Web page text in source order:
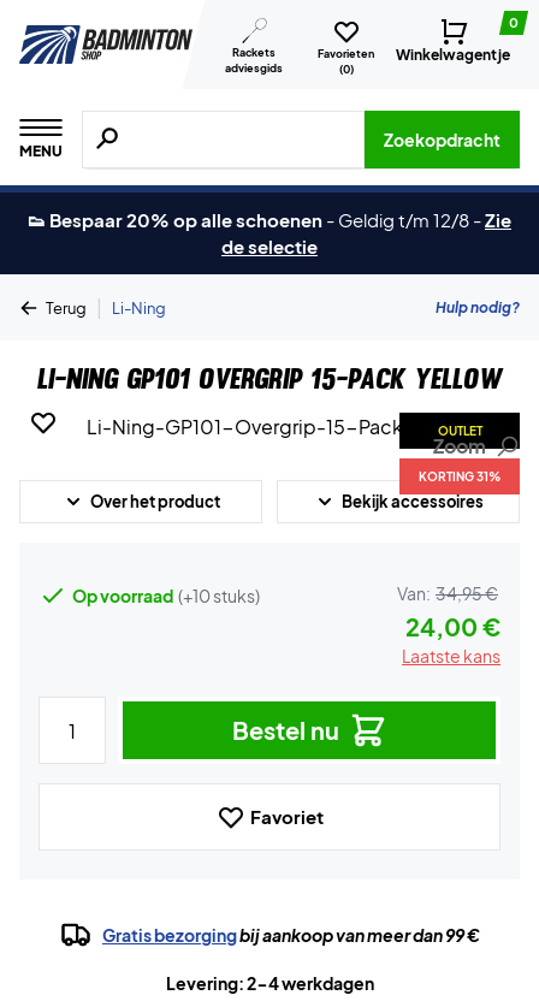
Rackets
adviesgids
Favorieten
(0)
0
Winkelwagentje
MENU
Zoeken naar producten, merken etc.
Zoekopdracht
👟 Bespaar 20% op alle schoenen - Geldig t/m 12/8 -Zie
de selectie
Terug | Li-Ning Hulp nodig?
Li-Ning GP101 Overgrip 15-Pack Yellow
OUTLET
KORTING 31%
Zoom
Over het product Bekijk accessoires
Op voorraad (+10 stuks) Van: 34,95 €
24,00 €
Laatste kans
Bestel nu
Favoriet
Gratis bezorgingbij aankoop van meer dan 99 €
Levering: 2-4 werkdagen